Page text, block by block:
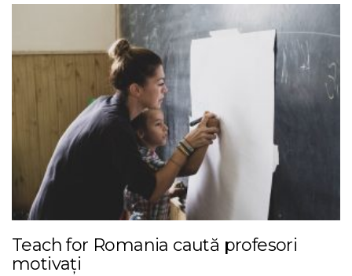
Teach for Romania caută profesori
motivați